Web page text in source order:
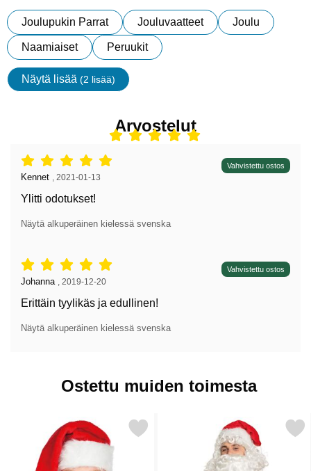
Joulupukin Parrat Jouluvaatteet Joulu
Naamiaiset Peruukit
Näytä lisää (2 lisää)
ominaisuudet
Arvostelut
Arvostelu: 5 tähdet / 5, Vahvistettu ostos
Arvostelun kirjoittaja:
Kennet 2021-01-13
Ylitti odotukset!
Näytä alkuperäinen kielessä svenska
Arvostelu: 5 tähdet / 5, Vahvistettu ostos
Arvostelun kirjoittaja:
Johanna 2019-12-20
Erittäin tyylikäs ja edullinen!
Näytä alkuperäinen kielessä svenska
Ostettu muiden toimesta
Merkitse joulupukin Lakki Deluxe suosikiksi
Merkitse joulupukin Parta ja